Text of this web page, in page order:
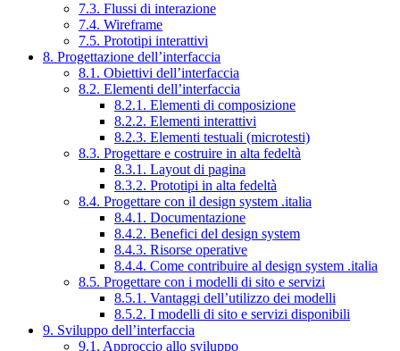
7.3. Flussi di interazione
7.4. Wireframe
7.5. Prototipi interattivi
8. Progettazione dell’interfaccia
8.1. Obiettivi dell’interfaccia
8.2. Elementi dell’interfaccia
8.2.1. Elementi di composizione
8.2.2. Elementi interattivi
8.2.3. Elementi testuali (microtesti)
8.3. Progettare e costruire in alta fedeltà
8.3.1. Layout di pagina
8.3.2. Prototipi in alta fedeltà
8.4. Progettare con il design system .italia
8.4.1. Documentazione
8.4.2. Benefici del design system
8.4.3. Risorse operative
8.4.4. Come contribuire al design system .italia
8.5. Progettare con i modelli di sito e servizi
8.5.1. Vantaggi dell’utilizzo dei modelli
8.5.2. I modelli di sito e servizi disponibili
9. Sviluppo dell’interfaccia
9.1. Approccio allo sviluppo